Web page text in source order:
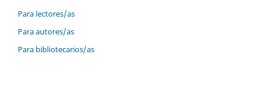
Para lectores/as
Para autores/as
Para bibliotecarios/as